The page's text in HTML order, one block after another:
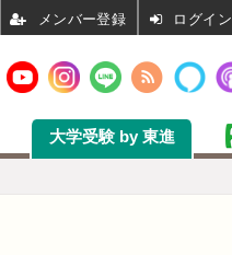
大学受験 by 東進
ログイン